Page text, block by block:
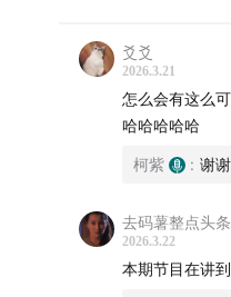
南京红山森林动物
是什么意思？乌
是猛猛的猛禽？
当我们开始认真
化与传承，这些
天空之间，那些
爻爻
2026.3.21
怎么会有这么
哈哈哈哈哈
柯紫 : 谢
去码薯整点头条
2026.3.22
本期节目在讲